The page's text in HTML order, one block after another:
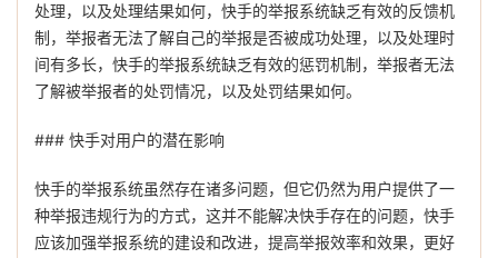
处理，以及处理结果如何，快手的举报系统缺乏有效的反馈机
制，举报者无法了解自己的举报是否被成功处理，以及处理时
间有多长，快手的举报系统缺乏有效的惩罚机制，举报者无法
了解被举报者的处罚情况，以及处罚结果如何。
### 快手对用户的潜在影响
快手的举报系统虽然存在诸多问题，但它仍然为用户提供了一
种举报违规行为的方式，这并不能解决快手存在的问题，快手
应该加强举报系统的建设和改进，提高举报效率和效果，更好